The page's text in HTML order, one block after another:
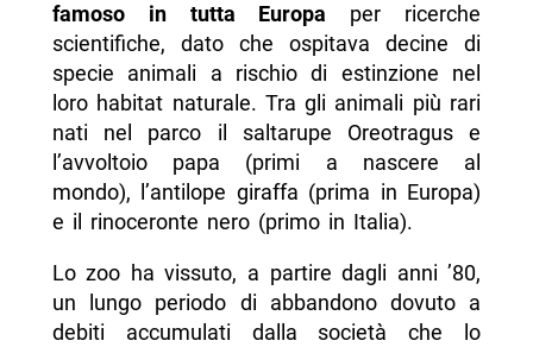
famoso in tutta Europa per ricerche
scientifiche, dato che ospitava decine di
specie animali a rischio di estinzione nel
loro habitat naturale. Tra gli animali più rari
nati nel parco il saltarupe Oreotragus e
l’avvoltoio papa (primi a nascere al
mondo), l’antilope giraffa (prima in Europa)
e il rinoceronte nero (primo in Italia).
Lo zoo ha vissuto, a partire dagli anni ’80,
un lungo periodo di abbandono dovuto a
debiti accumulati dalla società che lo